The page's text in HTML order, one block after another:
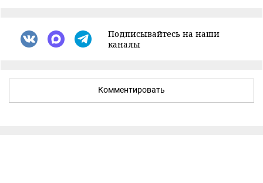
Подписывайтесь на наши
каналы
Комментировать